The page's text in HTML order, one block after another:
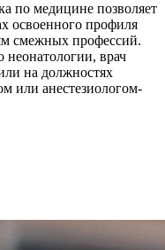
по медицине позволяет
освоенного профиля
смежных профессий.
врач
на должностях
или анестезиологом-